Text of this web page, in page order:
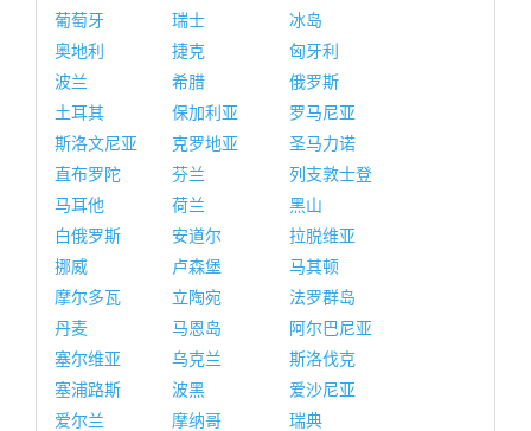
葡萄牙
瑞士
冰岛
奥地利
捷克
匈牙利
波兰
希腊
俄罗斯
土耳其
保加利亚
罗马尼亚
斯洛文尼亚
克罗地亚
圣马力诺
直布罗陀
芬兰
列支敦士登
马耳他
荷兰
黑山
白俄罗斯
安道尔
拉脱维亚
挪威
卢森堡
马其顿
摩尔多瓦
立陶宛
法罗群岛
丹麦
马恩岛
阿尔巴尼亚
塞尔维亚
乌克兰
斯洛伐克
塞浦路斯
波黑
爱沙尼亚
爱尔兰
摩纳哥 瑞典